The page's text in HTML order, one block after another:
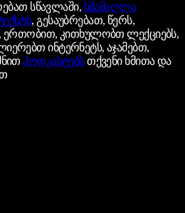
სწავლაში, ხმამაღლა
, გესაუბრებათ, წერს,
ერთობით, კითხულობთ ლექციებს,
ინტერნეტს, აჯამებთ,
პოდკასტებსთქვენი ხმითა და